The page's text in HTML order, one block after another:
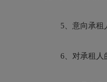
5、意向承租
6、对承租人